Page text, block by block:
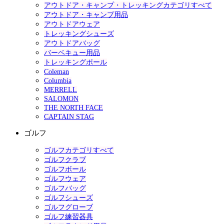
アウトドア・キャンプ・トレッキングカテゴリすべて
アウトドア・キャンプ用品
アウトドアウェア
トレッキングシューズ
アウトドアバッグ
バーベキュー用品
トレッキングポール
Coleman
Columbia
MERRELL
SALOMON
THE NORTH FACE
CAPTAIN STAG
ゴルフ
ゴルフカテゴリすべて
ゴルフクラブ
ゴルフボール
ゴルフウェア
ゴルフバッグ
ゴルフシューズ
ゴルフグローブ
ゴルフ練習器具